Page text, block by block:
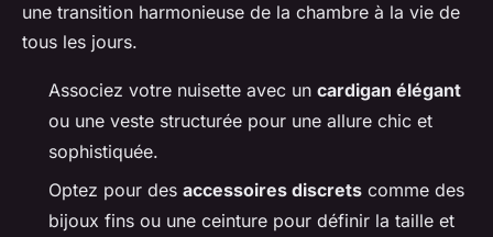
une transition harmonieuse de la chambre à la vie de
tous les jours.
Associez votre nuisette avec un cardigan élégant
ou une veste structurée pour une allure chic et
sophistiquée.
Optez pour des accessoires discrets comme des
bijoux fins ou une ceinture pour définir la taille et